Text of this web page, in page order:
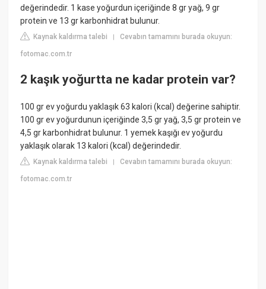
değerindedir. 1 kase yoğurdun içeriğinde 8 gr yağ, 9 gr
protein ve 13 gr karbonhidrat bulunur.
Kaynak kaldırma talebi |Cevabın tamamını burada okuyun:
fotomac.com.tr
2 kaşık yoğurtta ne kadar protein var?
100 gr ev yoğurdu yaklaşık 63 kalori (kcal) değerine sahiptir.
100 gr ev yoğurdunun içeriğinde 3,5 gr yağ, 3,5 gr protein ve
4,5 gr karbonhidrat bulunur. 1 yemek kaşığı ev yoğurdu
yaklaşık olarak 13 kalori (kcal) değerindedir.
Kaynak kaldırma talebi |Cevabın tamamını burada okuyun:
fotomac.com.tr